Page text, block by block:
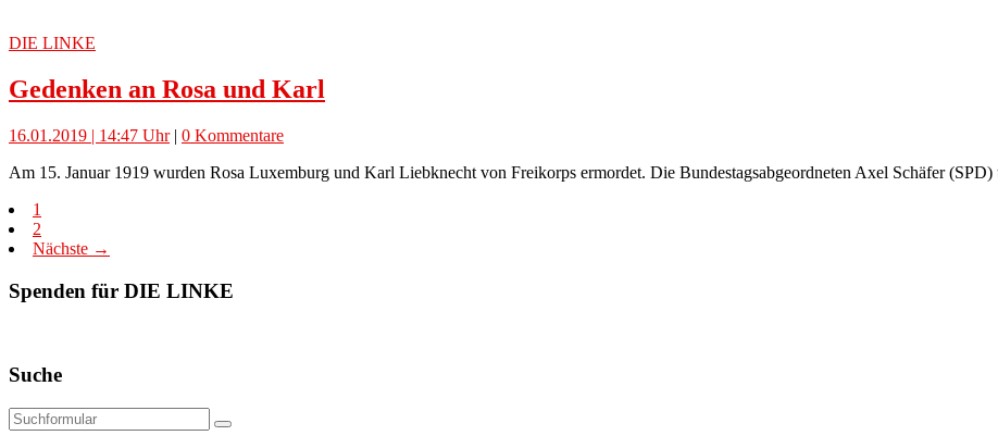
DIE LINKE
Gedenken an Rosa und Karl
16.01.2019 | 14:47 Uhr| 0 Kommentare
Am 15. Januar 1919 wurden Rosa Luxemburg und Karl Liebknecht von Freikorps ermordet. Die Bundestagsabgeordneten Axel Schäfer (SPD)
1
2
Nächste →
Spenden für DIE LINKE
Suche